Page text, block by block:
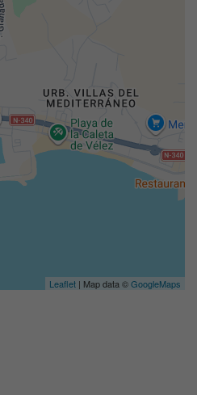
Leaflet | Map data ©GoogleMaps